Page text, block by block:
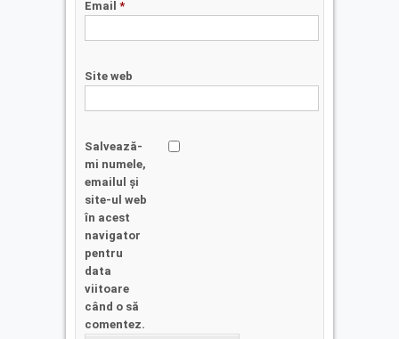
Email *
Site web
Salvează-
mi numele,
emailul și
site-ul web
în acest
navigator
pentru
data
viitoare
când o să
comentez.